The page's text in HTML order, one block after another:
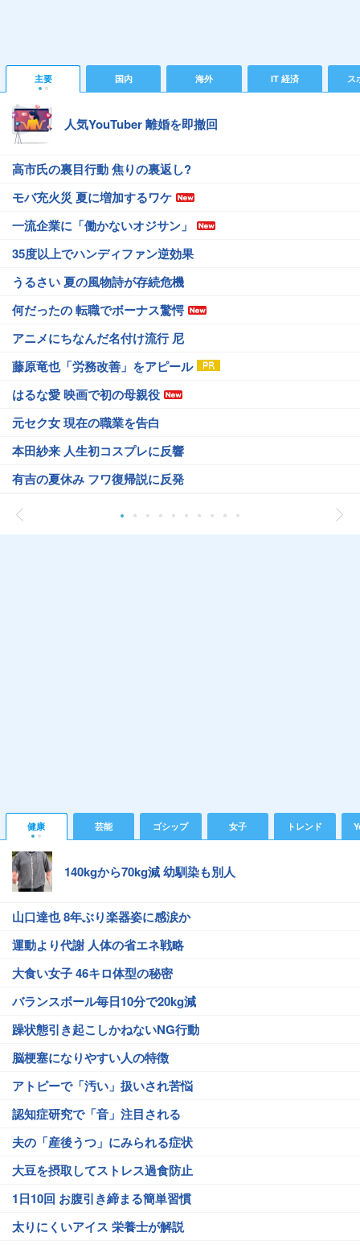
主要 国内 海外 IT 経済 ス
人気YouTuber 離婚を即撤回
高市氏の裏目行動 焦りの裏返し?
モバ充火災 夏に増加するワケ
一流企業に「働かないオジサン」
35度以上でハンディファン逆効果
うるさい 夏の風物詩が存続危機
何だったの 転職でボーナス驚愕
アニメにちなんだ名付け流行 尼
藤原竜也「労務改善」をアピール
はるな愛 映画で初の母親役
元セク女 現在の職業を告白
本田紗来 人生初コスプレに反響
有吉の夏休み フワ復帰説に反発
健康 芸能 ゴシップ 女子 トレンド
140kgから70kg減 幼馴染も別人
山口達也 8年ぶり楽器姿に感涙か
運動より代謝 人体の省エネ戦略
大食い女子 46キロ体型の秘密
バランスボール毎日10分で20kg減
躁状態引き起こしかねないNG行動
脳梗塞になりやすい人の特徴
アトピーで「汚い」扱いされ苦悩
認知症研究で「音」注目される
夫の「産後うつ」にみられる症状
大豆を摂取してストレス過食防止
1日10回 お腹引き締まる簡単習慣
太りにくいアイス 栄養士が解説